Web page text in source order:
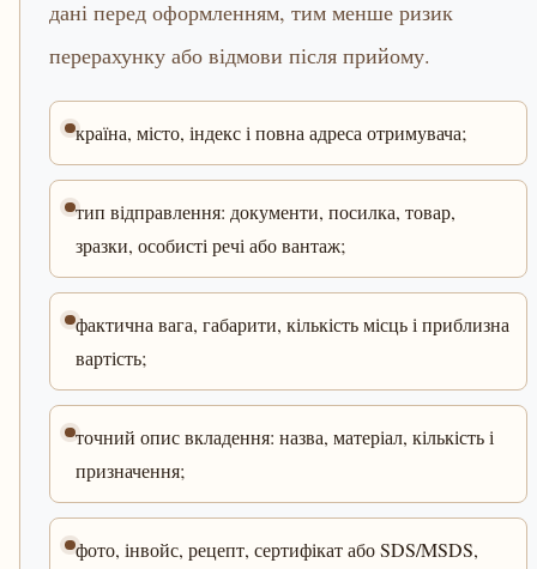
дані перед оформленням, тим менше ризик
перерахунку або відмови після прийому.
країна, місто, індекс і повна адреса отримувача;
тип відправлення: документи, посилка, товар,
зразки, особисті речі або вантаж;
фактична вага, габарити, кількість місць і приблизна
вартість;
точний опис вкладення: назва, матеріал, кількість і
призначення;
фото, інвойс, рецепт, сертифікат або SDS/MSDS,